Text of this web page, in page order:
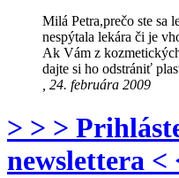
Milá Petra,prečo ste sa
nespýtala lekára či je
Ak Vám z
dajte si ho odstrániť
, 24. februára 2009
> > >
newslettera <